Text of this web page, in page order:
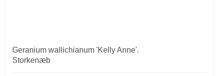
Geranium wallichianum 'Kelly Anne'.
Storkenæb